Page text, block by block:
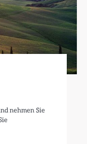
nehmen Sie